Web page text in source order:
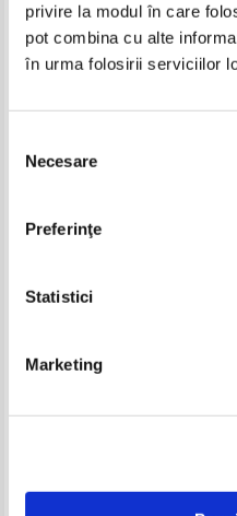
privire la modul în care
pot combina cu alte
în urma folosirii serviciilor
consimțământului
Necesare
Preferinţe
Statistici
Marketing
Frederick Copleston - Istoria
filosofiei, volumul 7. Filosofia
germana din secolele XVIII si XIX
Michael Maas - The conqueror's
the end of antiquity
Pret:150,00Lei 127,50 Lei
-15%